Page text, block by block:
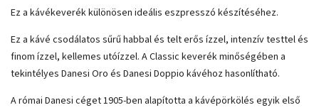
Ez a kávékeverék különösen ideális eszpresszó készítéséhez.
Ez a kávé csodálatos sűrű habbal és telt erős ízzel, intenzív testtel és
finom ízzel, kellemes utóízzel. A Classic keverék minőségében a
tekintélyes Danesi Oro és Danesi Doppio kávéhoz hasonlítható.
A római Danesi céget 1905-ben alapította a kávépörkölés egyik első